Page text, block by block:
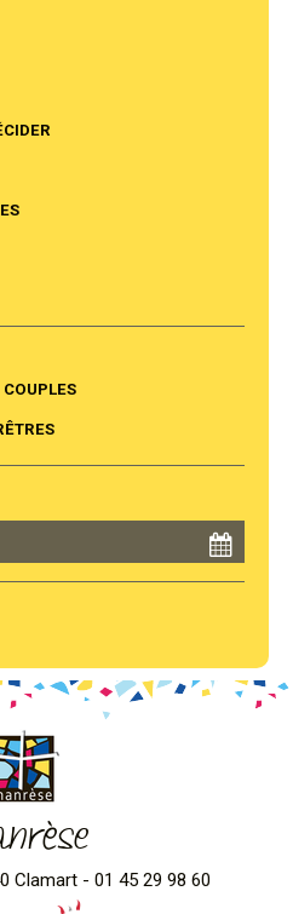
COUPLES
Clamart - 01 45 29 98 60